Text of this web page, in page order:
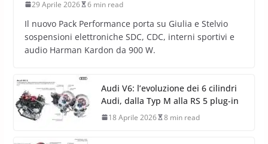
29 Aprile 2026 6 min read
Il nuovo Pack Performance porta su Giulia e Stelvio
sospensioni elettroniche SDC, CDC, interni sportivi e
audio Harman Kardon da 900 W.
Audi V6: l’evoluzione dei 6 cilindri
Audi, dalla Typ M alla RS 5 plug-in
18 Aprile 2026 8 min read